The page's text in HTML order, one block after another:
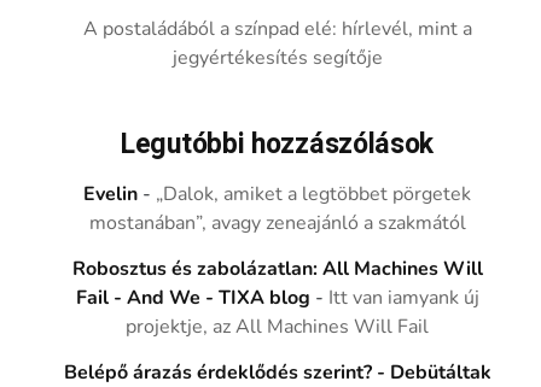
A postaládából a színpad elé: hírlevél, mint a
jegyértékesítés segítője
Legutóbbi hozzászólások
Evelin - „Dalok, amiket a legtöbbet pörgetek
mostanában”, avagy zeneajánló a szakmától
Robosztus és zabolázatlan: All Machines Will
Fail - And We - TIXA blog - Itt van iamyank új
projektje, az All Machines Will Fail
Belépő árazás érdeklődés szerint? - Debütáltak